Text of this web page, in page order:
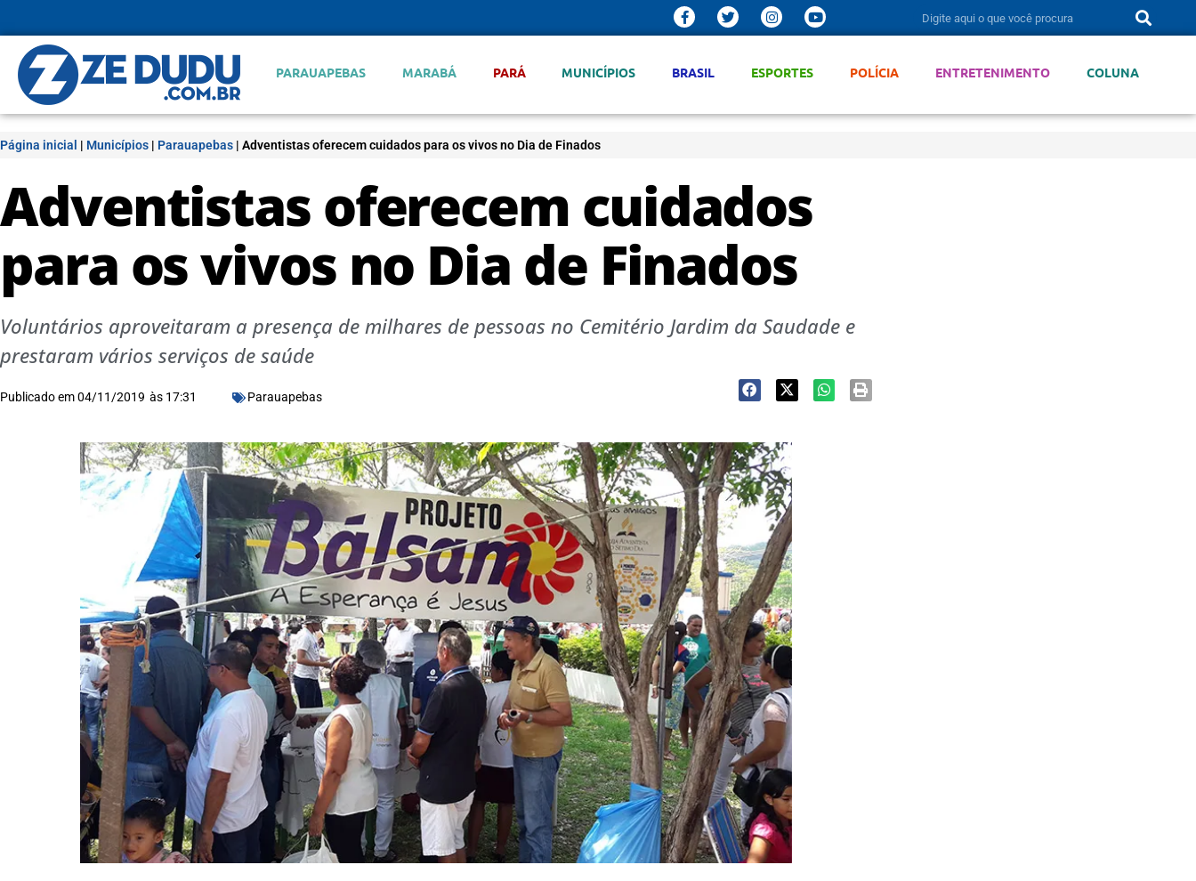
PARAUAPEBAS MARABÁ PARÁ MUNICÍPIOS BRASIL ESPORTES POLÍCIA ENTRETENIMENTO COLUNA
Página inicial | Municípios | Parauapebas | Adventistas oferecem cuidados para os vivos no Dia de Finados
Adventistas oferecem cuidados
para os vivos no Dia de Finados
Voluntários aproveitaram a presença de milhares de pessoas no Cemitério Jardim da Saudade e
prestaram vários serviços de saúde
Publicado em04/11/2019 às 17:31 Parauapebas